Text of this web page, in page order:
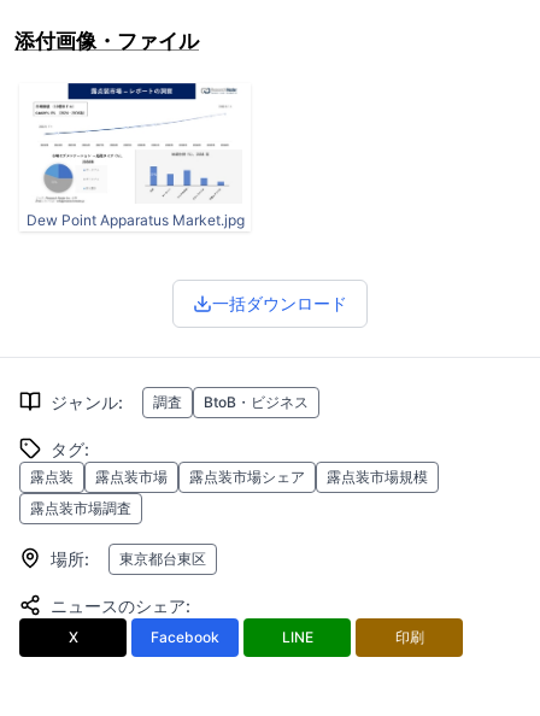
添付画像・ファイル
Dew Point Apparatus Market.jpg
一括ダウンロード
ジャンル: 調査 BtoB・ビジネス
タグ:
露点装 露点装市場 露点装市場シェア
露点装市場規模
露点装市場調査
場所: 東京都台東区
ニュースのシェア:
X Facebook LINE 印刷